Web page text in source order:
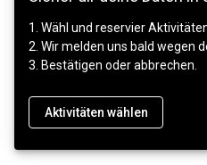
1. Wähl und reservier
2. Wir melden uns bald wegen
3. Bestätigen oder abbrechen.
Aktivitäten wählen